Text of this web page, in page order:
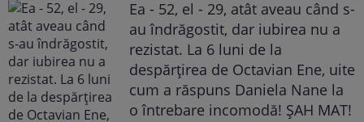
Ea - 52, el - 29, atât aveau când s-
au îndrăgostit, dar iubirea nu a
rezistat. La 6 luni de la
despărțirea de Octavian Ene, uite
cum a răspuns Daniela Nane la
o întrebare incomodă! ȘAH MAT!